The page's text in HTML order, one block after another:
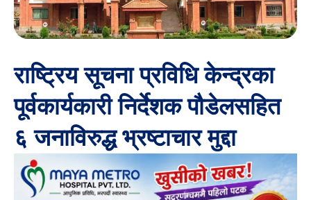
राष्ट्रिय सूचना प्रविधि केन्द्रका
पूर्वकार्यकारी निर्देशक पौडेलसहित
६ जनाविरुद्ध भ्रष्टाचार मुद्दा